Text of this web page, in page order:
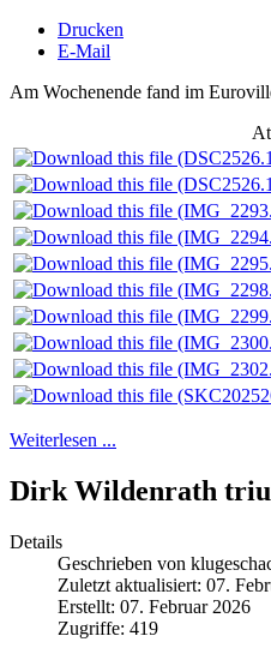
Drucken
E-Mail
Am Wochenende fand im
Weiterlesen ...
Dirk Wildenrath
Details
Geschrieben von
Zuletzt aktualisiert: 07.
Erstellt: 07. Februar 2026
Zugriffe: 419